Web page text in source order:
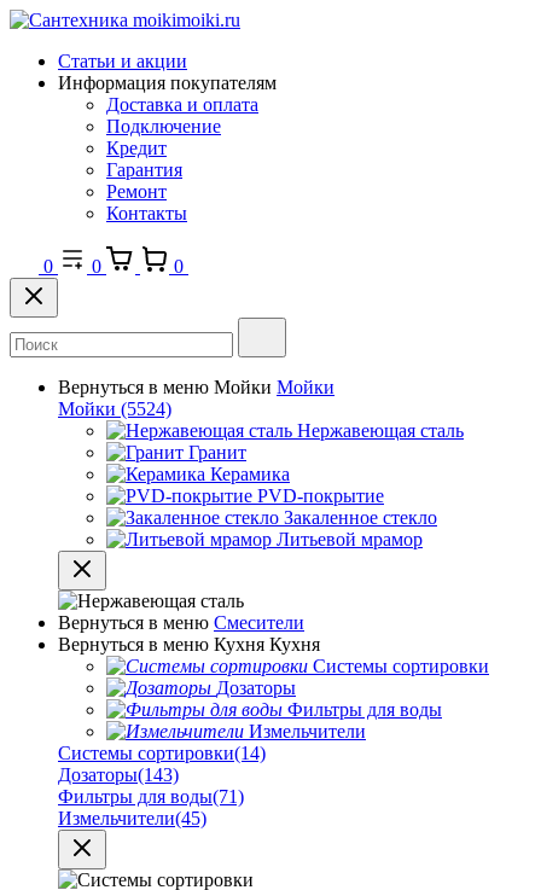
Статьи и акции
Информация покупателям
Доставка и оплата
Подключение
Кредит
Гарантия
Ремонт
Контакты
0 0 0
Вернуться в меню Мойки Мойки
Мойки (5524)
Нержавеющая сталь
Гранит
Керамика
PVD-покрытие
Закаленное стекло
Литьевой мрамор
Вернуться в меню Смесители
Вернуться в меню Кухня Кухня
Системы сортировки
Дозаторы
Фильтры для воды
Измельчители
Системы сортировки(14)
Дозаторы(143)
Фильтры для воды(71)
Измельчители(45)